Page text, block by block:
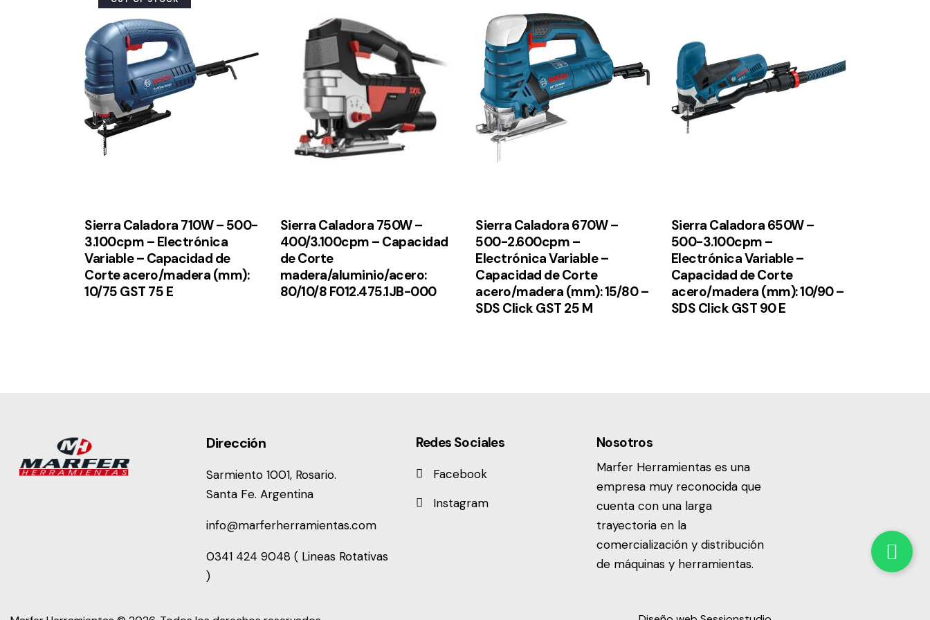
Sierra Caladora 710W – 500-
3.100cpm – Electrónica
Variable – Capacidad de
Corte acero/madera (mm):
10/75 GST 75 E
Sierra Caladora 750W –
400/3.100cpm – Capacidad
de Corte
madera/aluminio/acero:
80/10/8 F012.475.1JB-000
Sierra Caladora 670W –
500-2.600cpm –
Electrónica Variable –
Capacidad de Corte
acero/madera (mm): 15/80 –
SDS Click GST 25 M
Sierra Caladora 650W –
500-3.100cpm –
Electrónica Variable –
Capacidad de Corte
acero/madera (mm): 10/90 –
SDS Click GST 90 E
Dirección
Sarmiento 1001, Rosario.
Santa Fe. Argentina
info@marferherramientas.com
0341 424 9048 ( Lineas Rotativas
)
Redes Sociales
Facebook
Instagram
Nosotros
Marfer Herramientas es una
empresa muy reconocida que
cuenta con una larga
trayectoria en la
comercialización y distribución
de máquinas y herramientas.